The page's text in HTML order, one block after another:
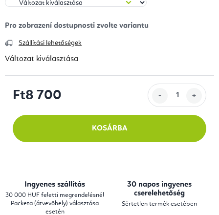
Szállítási lehetőségek
Változat kiválasztása
Ft8 700
KOSÁRBA
Ingyenes szállítás
30 000 HUF feletti megrendelésnél
Packeta (átvevőhely) választása
esetén
30 napos ingyenes
cserelehetőség
Sértetlen termék esetében